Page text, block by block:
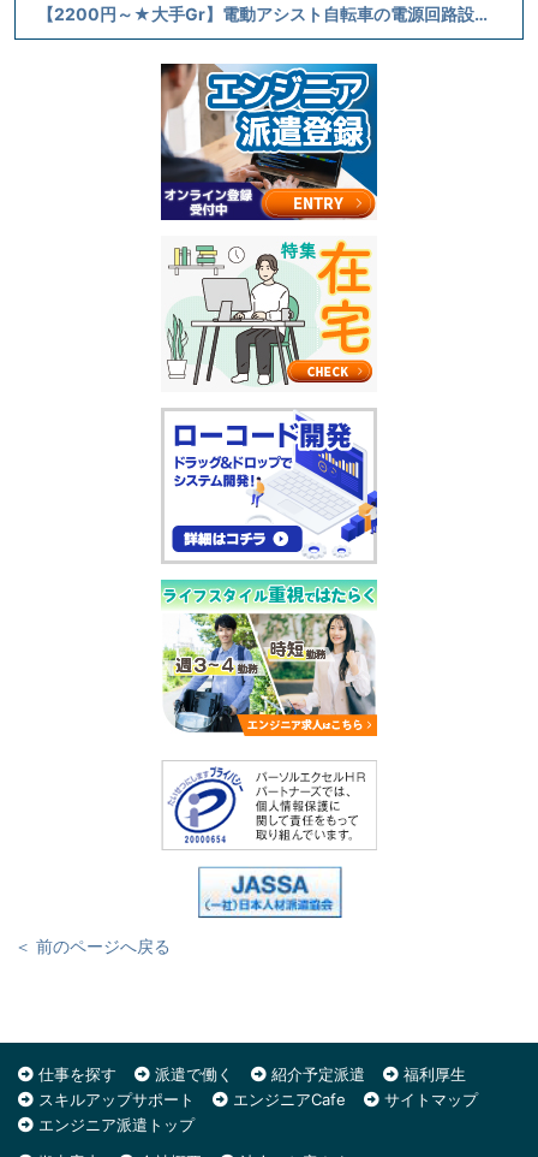
【2200円～★大手Gr】電動アシスト自転車の電源回路設計、評価
＜ 前のページへ戻る
仕事を探す 派遣で働く 紹介予定派遣
福利厚生
スキルアップサポート
エンジニアCafe
サイトマップ
エンジニア派遣トップ